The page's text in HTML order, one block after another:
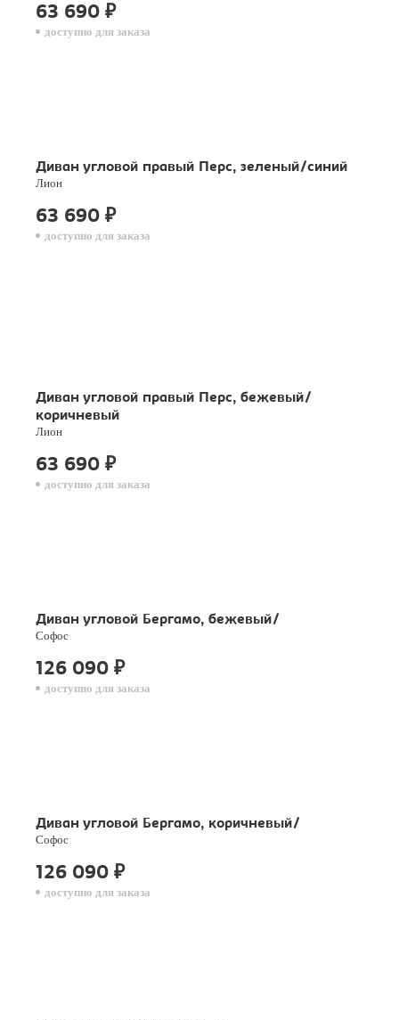
63 690 ₽
доступно для заказа
Диван угловой правый Перс, зеленый/синий
Лион
63 690 ₽
доступно для заказа
Диван угловой правый Перс, бежевый/
коричневый
Лион
63 690 ₽
доступно для заказа
Диван угловой Бергамо, бежевый/
Софос
126 090 ₽
доступно для заказа
Диван угловой Бергамо, коричневый/
Софос
126 090 ₽
доступно для заказа